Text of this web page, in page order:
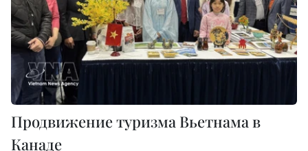
Продвижение туризма Вьетнама в
Канаде